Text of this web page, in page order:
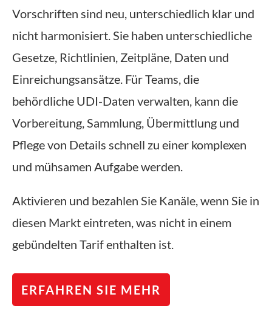
Vorschriften sind neu, unterschiedlich klar und
nicht harmonisiert. Sie haben unterschiedliche
Gesetze, Richtlinien, Zeitpläne, Daten und
Einreichungsansätze. Für Teams, die
behördliche UDI-Daten verwalten, kann die
Vorbereitung, Sammlung, Übermittlung und
Pflege von Details schnell zu einer komplexen
und mühsamen Aufgabe werden.
Aktivieren und bezahlen Sie Kanäle, wenn Sie in
diesen Markt eintreten, was nicht in einem
gebündelten Tarif enthalten ist.
ERFAHREN SIE MEHR